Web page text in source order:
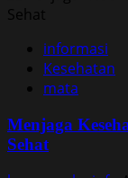
informasi
Kesehatan
mata
Menjaga
Sehat